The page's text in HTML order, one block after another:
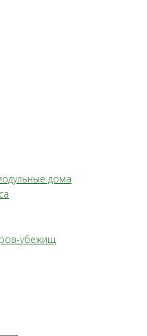
дома
убежищ